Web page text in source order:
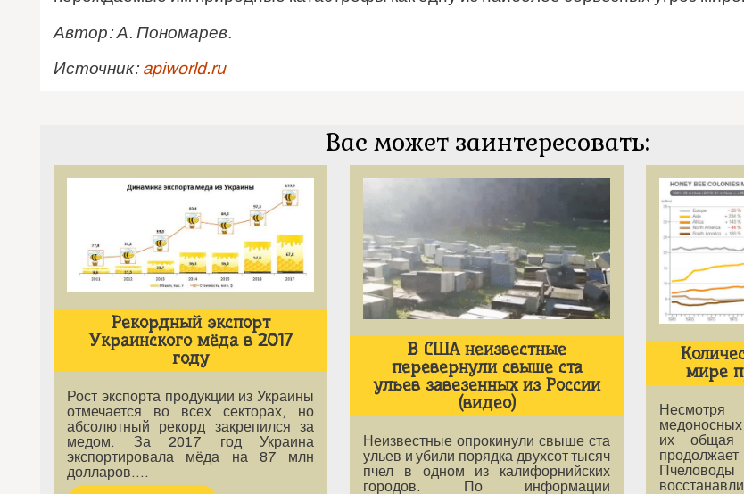
Автор: А. Пономарев.
Источник:apiworld.ru
Вас может заинтересовать:
Рекордный экспорт
Украинского мёда в 2017
году
Рост экспорта продукции из Украины
отмечается во всех секторах, но
абсолютный рекорд закрепился за
медом. За 2017 год Украина
экспортировала мёда на 87 млн
долларов.…
В США неизвестные
перевернули свыше ста
ульев завезенных из России
(видео)
Неизвестные опрокинули свыше ста
ульев и убили порядка двухсот тысяч
пчел в одном из калифорнийских
городов. По информации
мире
медоносных
их общая